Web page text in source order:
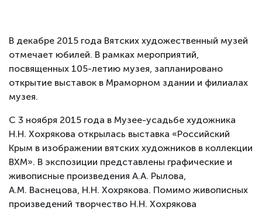
В декабре 2015 года Вятских художественный музей
отмечает юбилей. В рамках мероприятий,
посвященных 105-летию музея, запланировано
открытие выставок в Мраморном здании и филиалах
музея.
С 3 ноября 2015 года в Музее-усадьбе художника
Н.Н. Хохрякова открылась выставка «Российский
Крым в изображении вятских художников в коллекции
ВХМ». В экспозиции представлены графические и
живописные произведения А.А. Рылова,
А.М. Васнецова, Н.Н. Хохрякова. Помимо живописных
произведений творчество Н.Н. Хохрякова